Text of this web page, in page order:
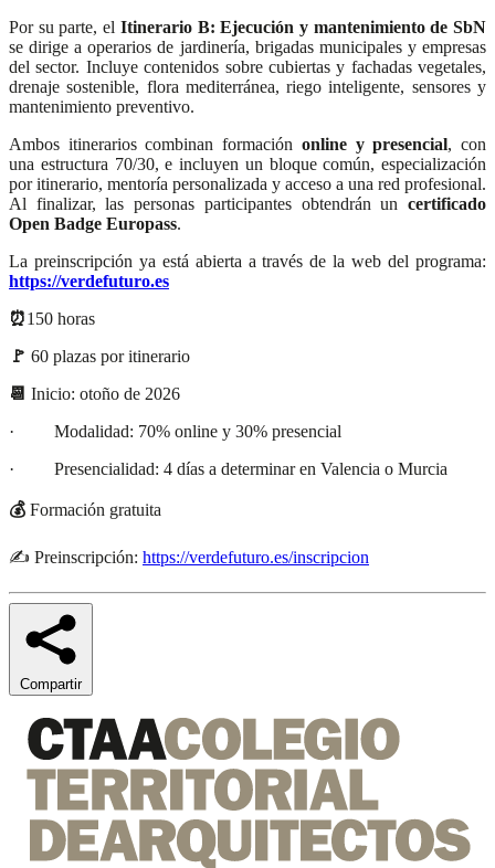
Por su parte, el Itinerario B: Ejecución y mantenimiento de SbN
se dirige a operarios de jardinería, brigadas municipales y empresas
del sector. Incluye contenidos sobre cubiertas y fachadas vegetales,
drenaje sostenible, flora mediterránea, riego inteligente, sensores y
mantenimiento preventivo.
Ambos itinerarios combinan formación online y presencial, con
una estructura 70/30, e incluyen un bloque común, especialización
por itinerario, mentoría personalizada y acceso a una red profesional.
Al finalizar, las personas participantes obtendrán un certificado
Open Badge Europass.
La preinscripción ya está abierta a través de la web del programa:
https://verdefuturo.es
⏰150 horas
🚩 60 plazas por itinerario
📆 Inicio: otoño de 2026
· Modalidad: 70% online y 30% presencial
· Presencialidad: 4 días a determinar en Valencia o Murcia
💰 Formación gratuita
✍️ Preinscripción: https://verdefuturo.es/inscripcion
Compartir